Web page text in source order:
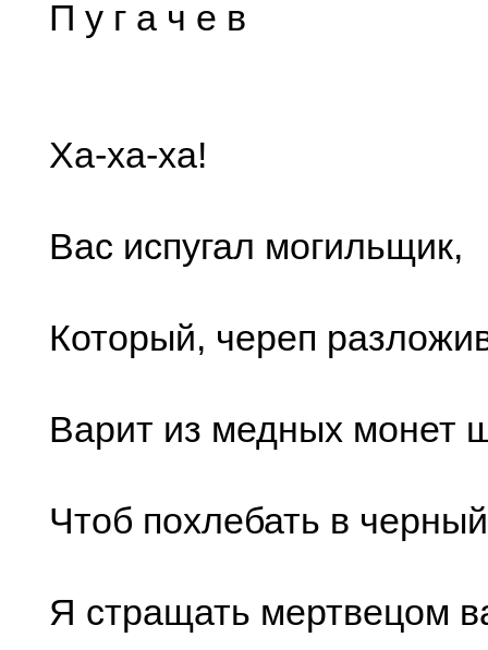
П у г а ч е в
Ха-ха-ха!
Вас испугал могильщик,
Который, череп
Варит из медных монет
Чтоб похлебать в
Я стращать мертвецом